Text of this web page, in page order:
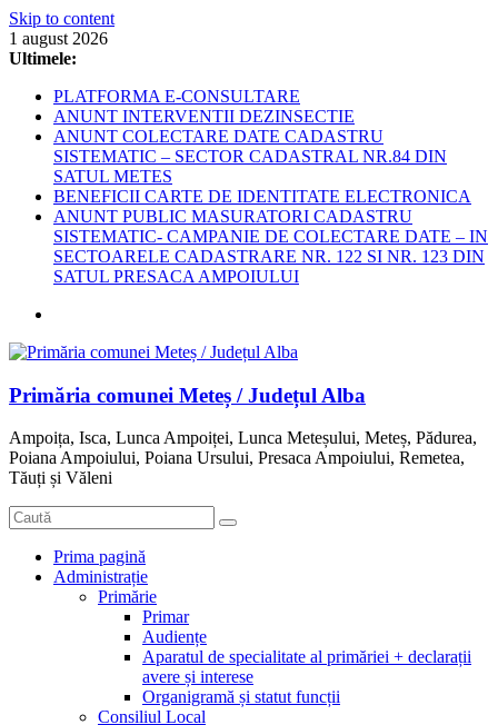
Skip to content
1 august 2026
Ultimele:
PLATFORMA E-CONSULTARE
ANUNT INTERVENTII DEZINSECTIE
ANUNT COLECTARE DATE CADASTRU
SISTEMATIC – SECTOR CADASTRAL NR.84 DIN
SATUL METES
BENEFICII CARTE DE IDENTITATE ELECTRONICA
ANUNT PUBLIC MASURATORI CADASTRU
SISTEMATIC- CAMPANIE DE COLECTARE DATE – IN
SECTOARELE CADASTRARE NR. 122 SI NR. 123 DIN
SATUL PRESACA AMPOIULUI
Primăria comunei Meteș / Județul Alba
Ampoița, Isca, Lunca Ampoiței, Lunca Meteșului, Meteș, Pădurea,
Poiana Ampoiului, Poiana Ursului, Presaca Ampoiului, Remetea,
Tăuți și Văleni
Prima pagină
Administrație
Primărie
Primar
Audiențe
Aparatul de specialitate al primăriei + declarații
avere și interese
Organigramă și statut funcții
Consiliul Local